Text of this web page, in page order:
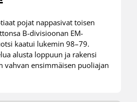
pojat nappasivat toisen
B-divisioonan EM-
kaatui lukemin 98–79.
alusta loppuun ja rakensi
vahvan ensimmäisen puoliajan